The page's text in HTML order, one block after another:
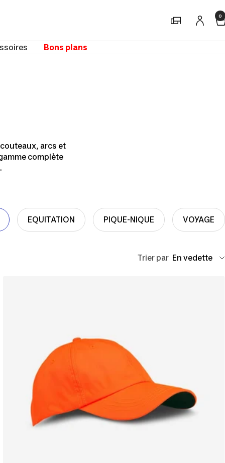
Magasins 0
Bons plans
arcs et
complète
EQUITATION PIQUE-NIQUE VOYAGE
Trier par En vedette